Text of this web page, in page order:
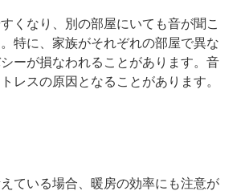
くなり、別の部屋にいても音が聞こ
特に、家族がそれぞれの部屋で異な
ーが損なわれることがあります。音
レスの原因となることがあります。
ている場合、暖房の効率にも注意が